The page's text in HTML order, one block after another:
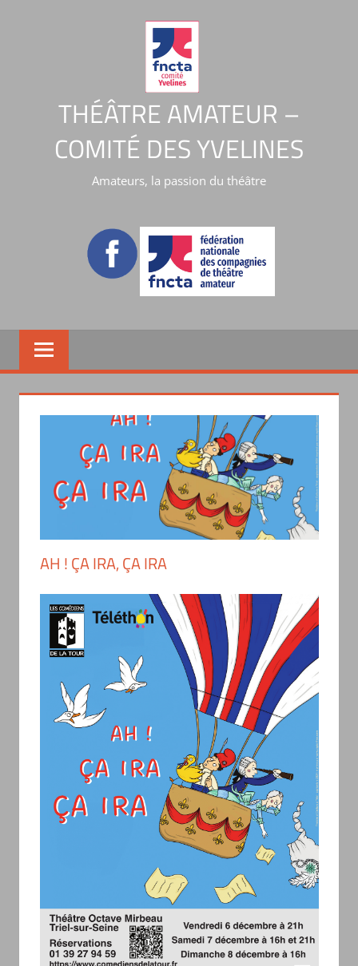
THÉÂTRE AMATEUR –
COMITÉ DES YVELINES
Amateurs, la passion du théâtre
AH ! ÇA IRA, ÇA IRA